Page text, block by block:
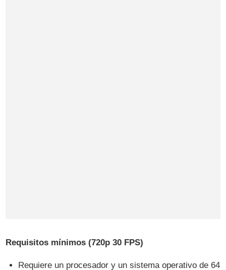
Requisitos mínimos (720p 30 FPS)
Requiere un procesador y un sistema operativo de 64